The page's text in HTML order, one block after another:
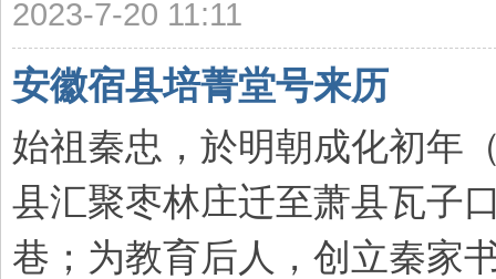
2023-7-20 11:11
安徽宿县培菁堂号来历
始祖秦忠，於明朝成化初年
县汇聚枣林庄迁至萧县瓦子
巷；为教育后人，创立秦家